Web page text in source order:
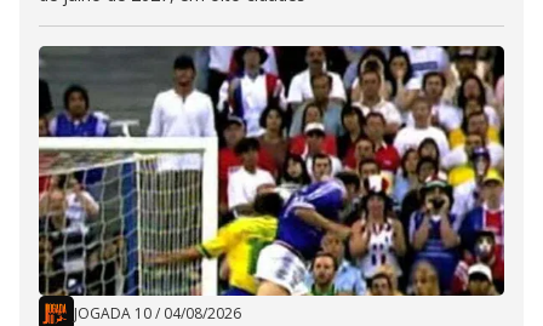
JOGADA 10/ 04/08/2026